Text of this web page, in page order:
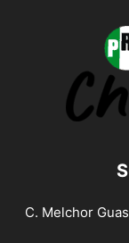
C. Melchor